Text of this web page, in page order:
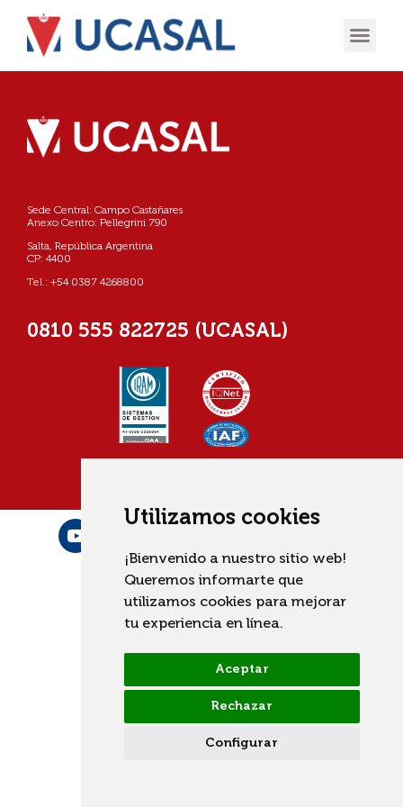
Utilizamos cookies
¡Bienvenido a nuestro sitio web!
Queremos informarte que
utilizamos cookies para mejorar
tu experiencia en línea.
Aceptar
Rechazar
Configurar
Sede Central: Campo Castañares
Anexo Centro: Pellegrini 790
Salta, República Argentina
CP: 4400
Tel.: +54 0387 4268800
0810 555 822725 (UCASAL)